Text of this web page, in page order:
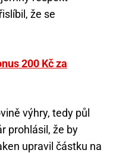
že se
200 Kč za
výhry, tedy půl
prohlásil, že by
upravil částku na